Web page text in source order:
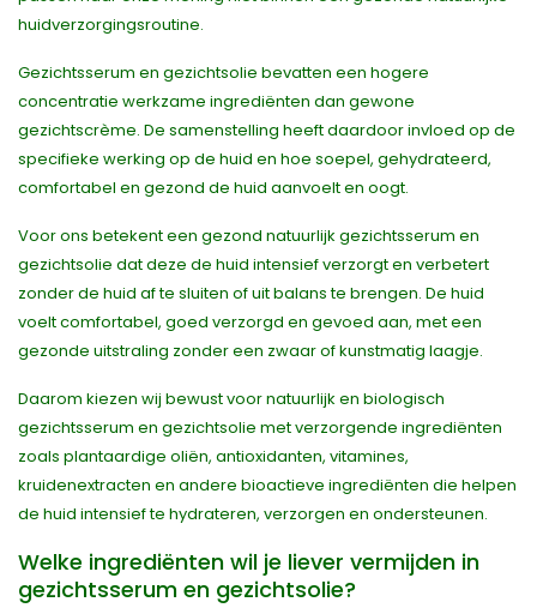
huidverzorgingsroutine.
Gezichtsserum en gezichtsolie bevatten een hogere
concentratie werkzame ingrediënten dan gewone
gezichtscrème. De samenstelling heeft daardoor invloed op de
specifieke werking op de huid en hoe soepel, gehydrateerd,
comfortabel en gezond de huid aanvoelt en oogt.
Voor ons betekent een gezond natuurlijk gezichtsserum en
gezichtsolie dat deze de huid intensief verzorgt en verbetert
zonder de huid af te sluiten of uit balans te brengen. De huid
voelt comfortabel, goed verzorgd en gevoed aan, met een
gezonde uitstraling zonder een zwaar of kunstmatig laagje.
Daarom kiezen wij bewust voor natuurlijk en biologisch
gezichtsserum en gezichtsolie met verzorgende ingrediënten
zoals plantaardige oliën, antioxidanten, vitamines,
kruidenextracten en andere bioactieve ingrediënten die helpen
de huid intensief te hydrateren, verzorgen en ondersteunen.
Welke ingrediënten wil je liever vermijden in
gezichtsserum en gezichtsolie?